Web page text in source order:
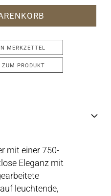
MERKZETTEL
ZUM PRODUKT
mit einer 750-
Eleganz mit
leuchtende,